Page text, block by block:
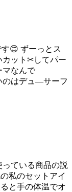
😊 ずーっとス
カット✂してパー
マなんで
のはデュ―サーフ
ている商品の説
私のセットアイ
と手の体温でオ